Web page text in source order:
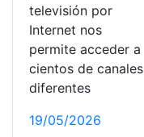
televisión por
Internet nos
permite acceder a
cientos de canales
diferentes
19/05/2026